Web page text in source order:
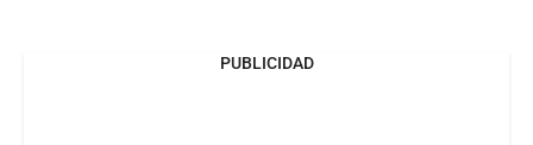
PUBLICIDAD